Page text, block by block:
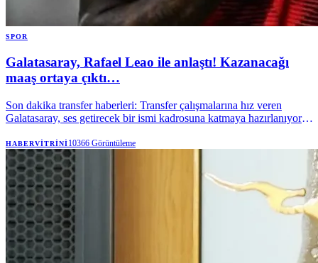
SPOR
Galatasaray, Rafael Leao ile anlaştı! Kazanacağı
maaş ortaya çıktı…
Son dakika transfer haberleri: Transfer çalışmalarına hız veren
Galatasaray, ses getirecek bir ismi kadrosuna katmaya hazırlanıyor.
HABERVITRINI10366 Görüntüleme